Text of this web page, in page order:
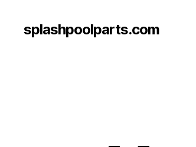
splashpoolparts.com